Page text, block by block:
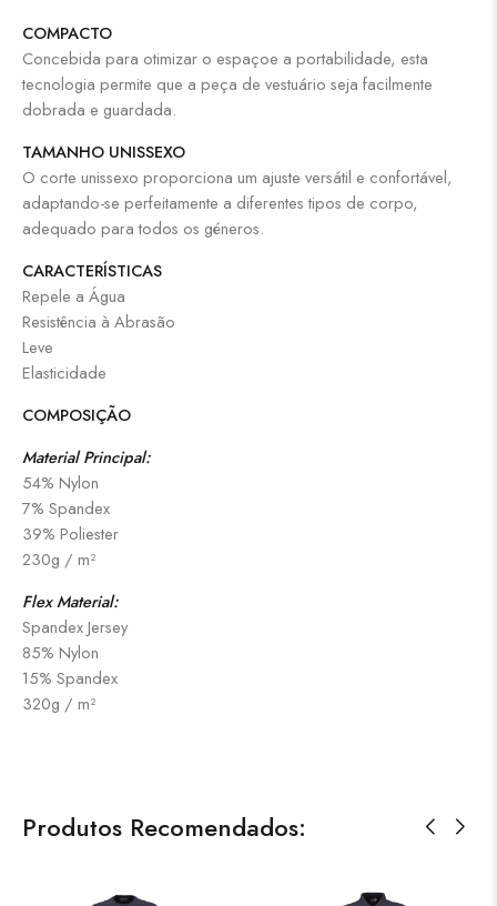
COMPACTO
Concebida para otimizar o espaçoe a portabilidade, esta
tecnologia permite que a peça de vestuário seja facilmente
dobrada e guardada.
TAMANHO UNISSEXO
O corte unissexo proporciona um ajuste versátil e confortável,
adaptando-se perfeitamente a diferentes tipos de corpo,
adequado para todos os géneros.
CARACTERÍSTICAS
Repele a Água
Resistência à Abrasão
Leve
Elasticidade
COMPOSIÇÃO
Material Principal:
54% Nylon
7% Spandex
39% Poliester
230g / m²
Flex Material:
Spandex Jersey
85% Nylon
15% Spandex
320g / m²
Produtos Recomendados: